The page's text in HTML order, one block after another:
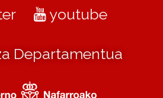
youtube
Departamentua